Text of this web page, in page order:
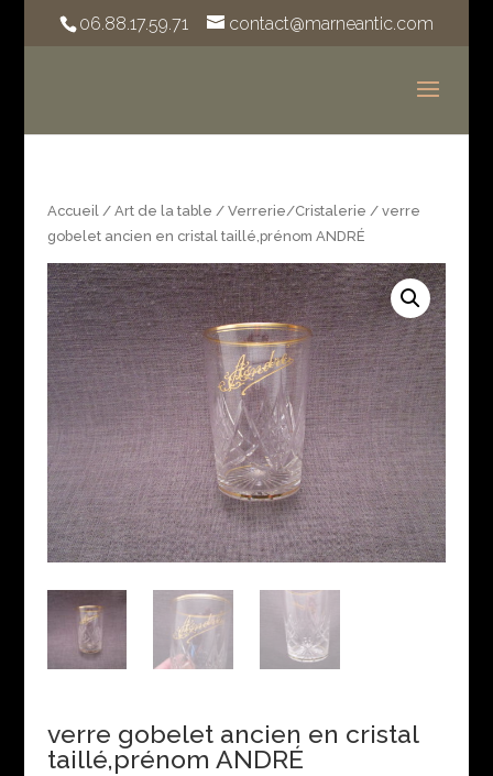
06.88.17.59.71 contact@marneantic.com
Accueil/ Art de la table / Verrerie/Cristalerie / verre
gobelet ancien en cristal taillé,prénom ANDRÉ
verre gobelet ancien en cristal
taillé,prénom ANDRÉ